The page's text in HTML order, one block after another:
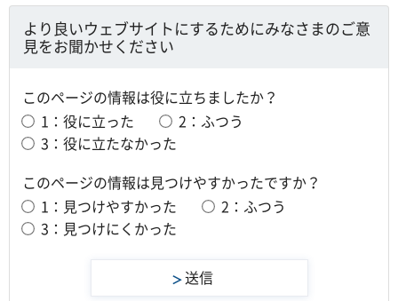
より良いウェブサイトにするためにみなさまのご意
見をお聞かせください
このページの情報は役に立ちましたか？
1：役に立った
2：ふつう
3：役に立たなかった
このページの情報は見つけやすかったですか？
1：見つけやすかった
2：ふつう
3：見つけにくかった